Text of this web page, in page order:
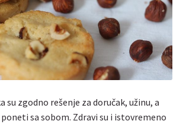
su zgodno rešenje za doručak, užinu, a
sa sobom. Zdravi su i istovremeno